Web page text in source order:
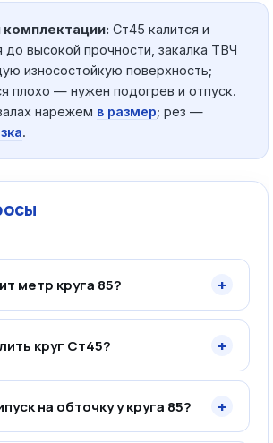
комплектации: Ст45 калится и
до высокой прочности, закалка ТВЧ
износостойкую поверхность;
плохо — нужен подогрев и отпуск.
нарежем в размер; рез —
.
метр круга 85? +
круг Ст45? +
на обточку у круга 85? +